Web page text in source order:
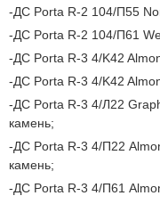
ДС Porta R-2 104/П55
ДС Porta R-2 104/П61
ДС Porta R-3 4/K42
ДС Porta R-3 4/K42
ДС Porta R-3 4/Л22
камень;
ДС Porta R-3 4/П22
камень;
ДС Porta R-3 4/П61